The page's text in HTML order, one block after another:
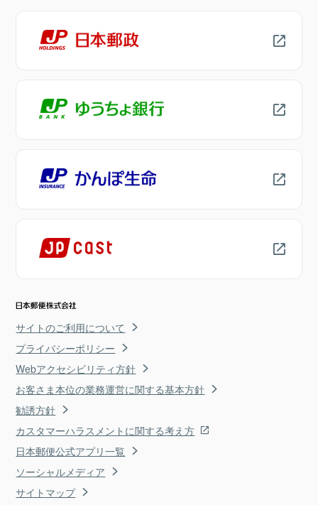
サイトのご利用について
プライバシーポリシー
Webアクセシビリティ方針
お客さま本位の業務運営に関する基本方針
勧誘方針
カスタマーハラスメントに関する考え方
日本郵便公式アプリ一覧
ソーシャルメディア
サイトマップ